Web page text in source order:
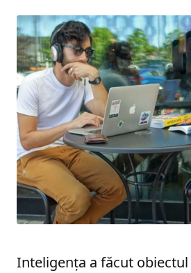
Inteligența a făcut